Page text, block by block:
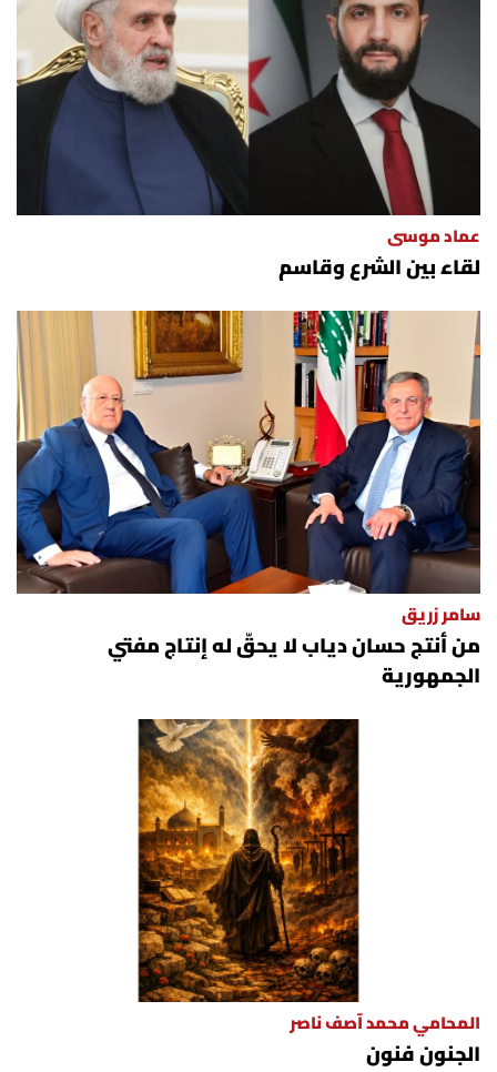
عماد موسى
لقاء بين الشرع وقاسم
سامر زريق
من أنتج حسان دياب لا يحقّ له إنتاج مفتي
الجمهورية
المحامي محمد آصف ناصر
الجنون فنون